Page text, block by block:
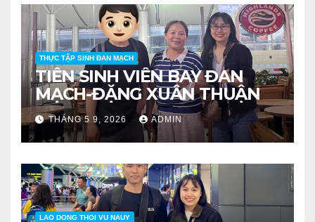
THỰC TẬP SINH ĐAN MẠCH
TIỄN SINH VIÊN BAY ĐAN
MẠCH-ĐẶNG XUÂN THUẬN
THÁNG 5 9, 2026 ADMIN
LAO DONG THOI VU NAUY